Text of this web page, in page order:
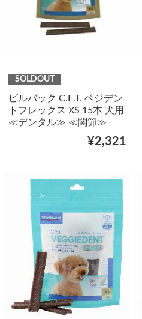
SOLDOUT
ビルバック C.E.T. ベジデン
トフレックス XS 15本 犬用
≪デンタル≫ ≪関節≫
¥2,321